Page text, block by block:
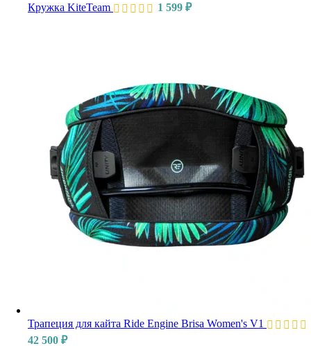
Кружка KiteTeam 1 599 ₽
Трапеция для кайта Ride Engine Brisa Women's V1
42 500 ₽